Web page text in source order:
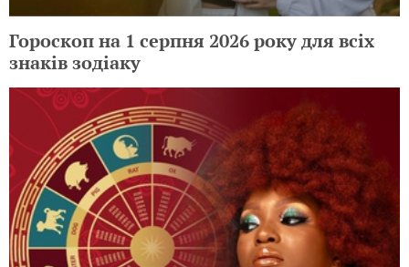
Гороскоп на 1 серпня 2026 року для всіх
знаків зодіаку